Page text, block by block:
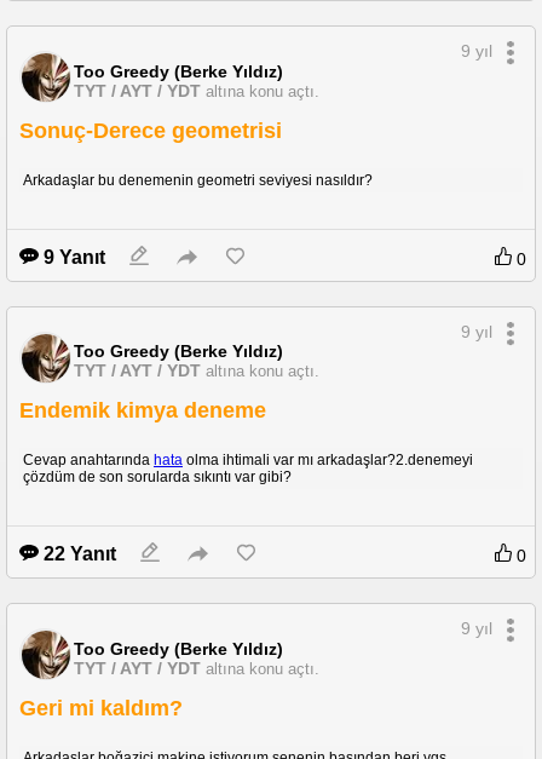
Too Greedy (Berke Yıldız)
TYT / AYT / YDT altına konu açtı.
9 yıl
Sonuç-Derece geometrisi
Arkadaşlar bu denemenin geometri seviyesi nasıldır?
9 Yanıt 0
Too Greedy (Berke Yıldız)
TYT / AYT / YDT altına konu açtı.
9 yıl
Endemik kimya deneme
Cevap anahtarında hata olma ihtimali var mı arkadaşlar?2.denemeyi
çözdüm de son sorularda sıkıntı var gibi?
22 Yanıt 0
Too Greedy (Berke Yıldız)
TYT / AYT / YDT altına konu açtı.
9 yıl
Geri mi kaldım?